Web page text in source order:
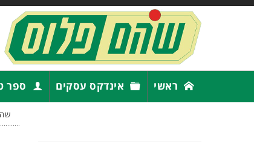
ראשי אינדקס עסקים ספר